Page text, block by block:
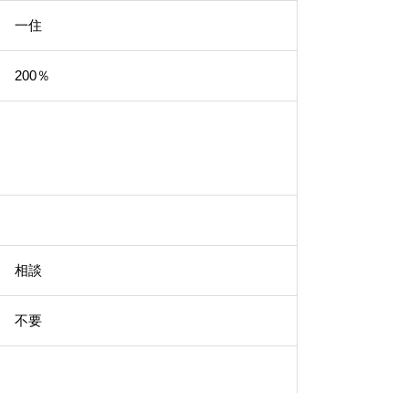
一住
200％
相談
不要